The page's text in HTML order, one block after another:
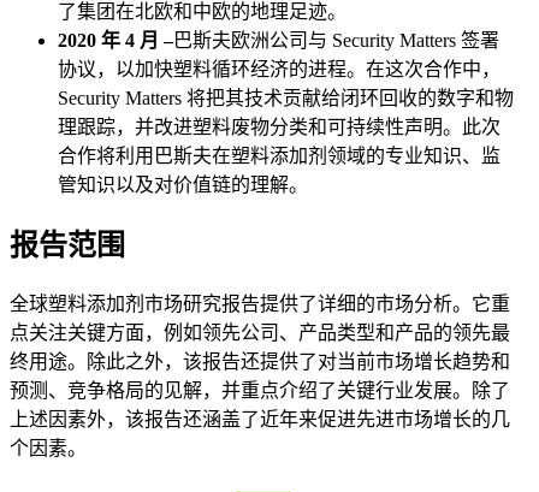
了集团在北欧和中欧的地理足迹。
2020 年 4 月 –巴斯夫欧洲公司与 Security Matters 签署
协议，以加快塑料循环经济的进程。在这次合作中，
Security Matters 将把其技术贡献给闭环回收的数字和物
理跟踪，并改进塑料废物分类和可持续性声明。此次
合作将利用巴斯夫在塑料添加剂领域的专业知识、监
管知识以及对价值链的理解。
报告范围
全球塑料添加剂市场研究报告提供了详细的市场分析。它重
点关注关键方面，例如领先公司、产品类型和产品的领先最
终用途。除此之外，该报告还提供了对当前市场增长趋势和
预测、竞争格局的见解，并重点介绍了关键行业发展。除了
上述因素外，该报告还涵盖了近年来促进先进市场增长的几
个因素。